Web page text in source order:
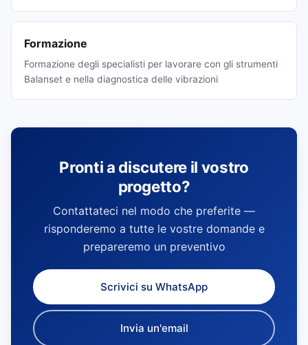
Formazione
Formazione degli specialisti per lavorare con gli strumenti
Balanset e nella diagnostica delle vibrazioni
Pronti a discutere il vostro
progetto?
Contattateci nel modo che preferite —
risponderemo a tutte le vostre domande e
prepareremo un preventivo
Scrivici su WhatsApp
Invia un'email